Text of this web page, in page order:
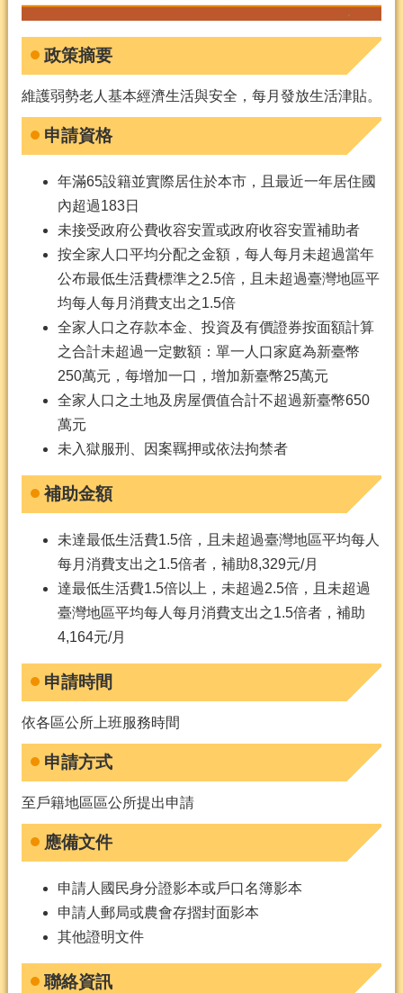
政策摘要
維護弱勢老人基本經濟生活與安全，每月發放生活津貼。
申請資格
年滿65設籍並實際居住於本市，且最近一年居住國
內超過183日
未接受政府公費收容安置或政府收容安置補助者
按全家人口平均分配之金額，每人每月未超過當年
公布最低生活費標準之2.5倍，且未超過臺灣地區平
均每人每月消費支出之1.5倍
全家人口之存款本金、投資及有價證券按面額計算
之合計未超過一定數額：單一人口家庭為新臺幣
250萬元，每增加一口，增加新臺幣25萬元
全家人口之土地及房屋價值合計不超過新臺幣650
萬元
未入獄服刑、因案羈押或依法拘禁者
補助金額
未達最低生活費1.5倍，且未超過臺灣地區平均每人
每月消費支出之1.5倍者，補助8,329元/月
達最低生活費1.5倍以上，未超過2.5倍，且未超過
臺灣地區平均每人每月消費支出之1.5倍者，補助
4,164元/月
申請時間
依各區公所上班服務時間
申請方式
至戶籍地區區公所提出申請
應備文件
申請人國民身分證影本或戶口名簿影本
申請人郵局或農會存摺封面影本
其他證明文件
聯絡資訊